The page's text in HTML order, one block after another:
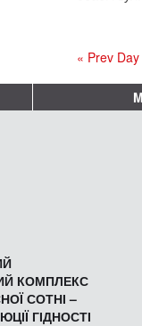
« Prev Day
КОМПЛЕКС
СОТНІ –
ГІДНОСТІ